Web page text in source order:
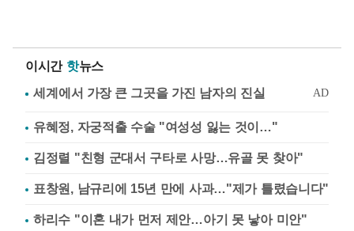
이시간 핫뉴스
유혜정, 자궁적출 수술 "여성성 잃는 것이…"
김정렬 "친형 군대서 구타로 사망…유골 못 찾아"
표창원, 남규리에 15년 만에 사과…"제가 틀렸습니다"
하리수 "이혼 내가 먼저 제안…아기 못 낳아 미안"